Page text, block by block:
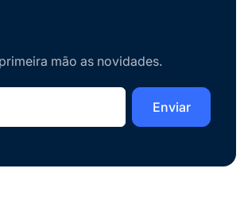
mão as novidades.